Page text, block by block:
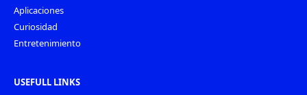
Aplicaciones
Curiosidad
Entretenimiento
USEFULL LINKS